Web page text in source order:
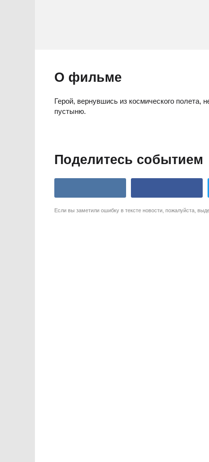
О фильме
Герой, вернувшись из космического
пустыню.
Поделитесь событием
Если вы заметили ошибку в тексте новости, пожалуйста,